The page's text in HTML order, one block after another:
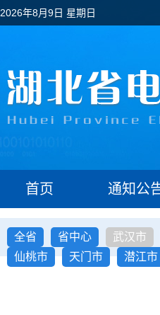
2026年8月9日 星期日
首页 通知公
全省 省中心 武汉市
仙桃市
天门市 潜江市